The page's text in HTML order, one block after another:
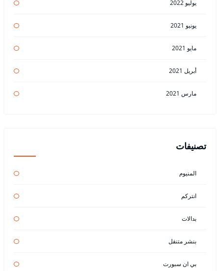
يوليو 2022
يونيو 2021
مايو 2021
أبريل 2021
مارس 2021
تصنيفات
المنيوم
انتركم
بدالات
بنشر متنقل
بي ان سبورت